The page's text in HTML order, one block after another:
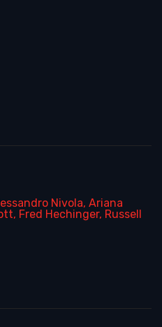
Nivola, Ariana
, Fred Hechinger, Russell